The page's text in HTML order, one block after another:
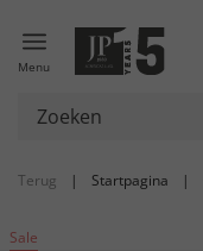
Menu
Terug | Startpagina |
Sale